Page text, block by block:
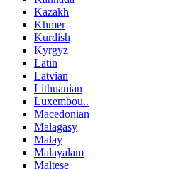
Kazakh
Khmer
Kurdish
Kyrgyz
Latin
Latvian
Lithuanian
Luxembou..
Macedonian
Malagasy
Malay
Malayalam
Maltese